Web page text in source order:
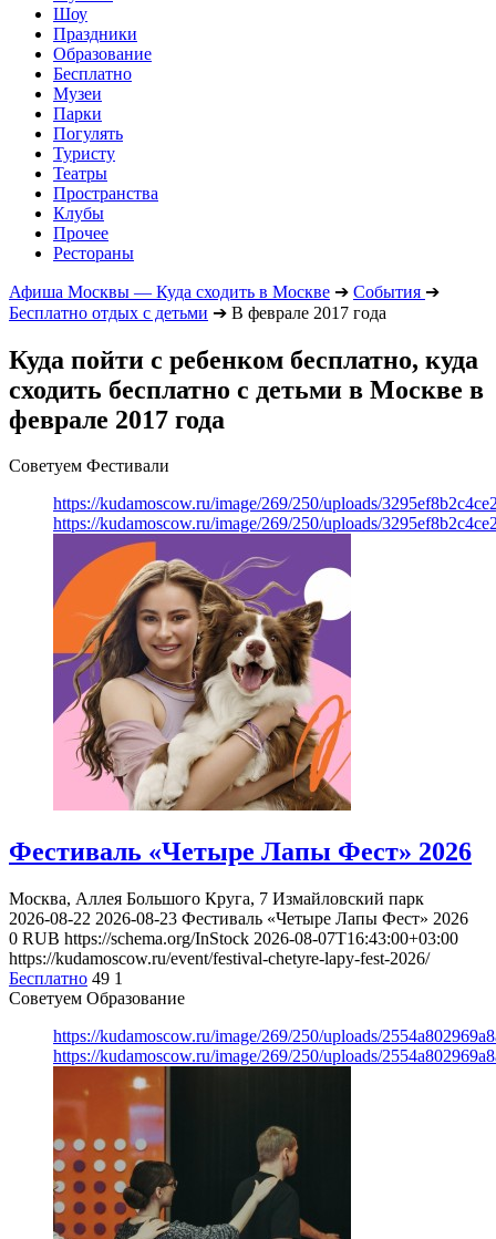
Шоу
Праздники
Образование
Бесплатно
Музеи
Парки
Погулять
Туристу
Театры
Пространства
Клубы
Прочее
Рестораны
Афиша Москвы — Куда сходить в Москве ➔ События ➔
Бесплатно отдых с детьми ➔ В феврале 2017 года
Куда пойти с ребенком бесплатно, куда
сходить бесплатно с детьми в Москве в
феврале 2017 года
Советуем Фестивали
https://kudamoscow.ru/image/269/250/uploads/
https://kudamoscow.ru/image/269/250/uploads/
Фестиваль «Четыре Лапы Фест» 2026
Москва, Аллея Большого Круга, 7 Измайловский парк
2026-08-22 2026-08-23 Фестиваль «Четыре Лапы Фест» 2026
0 RUB https://schema.org/InStock 2026-08-07T16:43:00+03:00
https://kudamoscow.ru/event/festival-chetyre-lapy-fest-2026/
Бесплатно 49 1
Советуем Образование
https://kudamoscow.ru/image/269/250/uploads/
https://kudamoscow.ru/image/269/250/uploads/